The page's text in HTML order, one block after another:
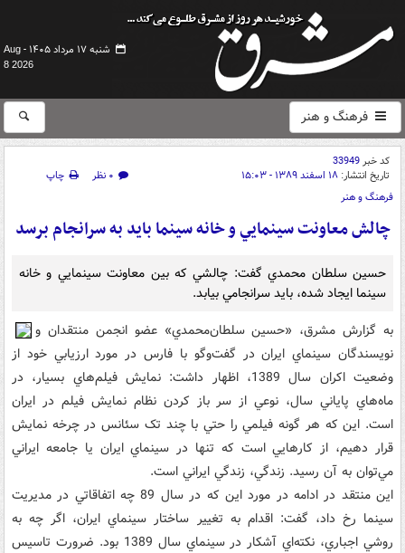
شنبه ۱۷ مرداد ۱۴۰۵ -
Aug
8 2026
فرهنگ و هنر
کد خبر33949
تاریخ انتشار: ۱۸ اسفند ۱۳۸۹ - ۱۵:۰۳ ۰ نظر
چاپ
فرهنگ و هنر
چالش معاونت سينمايي و خانه سينما بايد به سرانجام برسد
حسين سلطان محمدي گفت: چالشي که بين معاونت سينمايي و خانه
سينما ايجاد شده، بايد سرانجامي بيابد.
به گزارش مشرق، «حسين سلطان‌محمدي» عضو انجمن منتقدان و
نويسندگان سينماي ايران در گفت‌وگو با فارس در مورد ارزيابي خود از
وضعيت اکران سال 1389، اظهار داشت: نمايش فيلم‌هاي بسيار، در
ماه‌هاي پاياني سال، نوعي از سر باز کردن نظام نمايش فيلم در ايران
است. اين که هر گونه فيلمي را حتي با چند تک سئانس در چرخه نمايش
قرار دهيم، از کارهايي است که تنها در سينماي ايران يا جامعه ايراني
مي‌توان به آن رسيد. زندگي، زندگي ايراني است.
اين منتقد در ادامه در مورد اين که در سال 89 چه اتفاقاتي در مديريت
سينما رخ داد، گفت: اقدام به تغيير ساختار سينماي ايران، اگر چه به
روشي اجباري، نکته‌اي آشکار در سينماي سال 1389 بود. ضرورت تاسيس